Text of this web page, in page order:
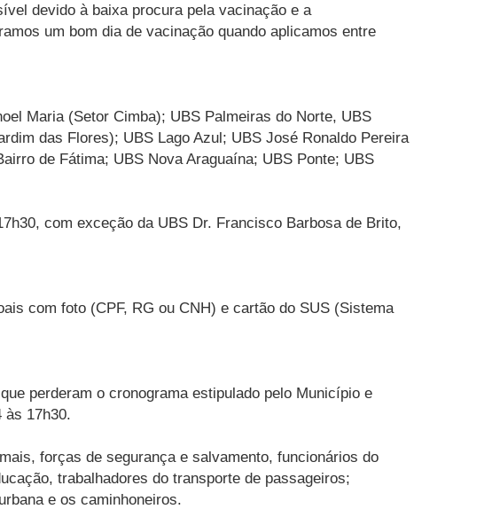
devido à baixa procura pela vacinação e a
um bom dia de vacinação quando aplicamos entre
Maria (Setor Cimba); UBS Palmeiras do Norte, UBS
das Flores); UBS Lago Azul; UBS José Ronaldo Pereira
de Fátima; UBS Nova Araguaína; UBS Ponte; UBS
com exceção da UBS Dr. Francisco Barbosa de Brito,
com foto (CPF, RG ou CNH) e cartão do SUS (Sistema
perderam o cronograma estipulado pelo Município e
às 17h30.
forças de segurança e salvamento, funcionários do
trabalhadores do transporte de passageiros;
e os caminhoneiros.